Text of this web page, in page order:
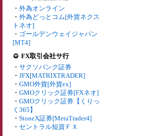
・ 外為オンライン
・ 外為どっとコム[外貨ネクス
トネオ]
・ ゴールデンウェイジャパン
[MT4]
FX取引会社サ行
・ サクソバンク証券
・ JFX[MATRIXTRADER]
・ GMO外貨[外貨ex]
・ GMOクリック証券[FXネオ]
・ GMOクリック証券【くりっ
く365】
・ StoneX証券[MetaTrader4]
・ セントラル短資ＦＸ